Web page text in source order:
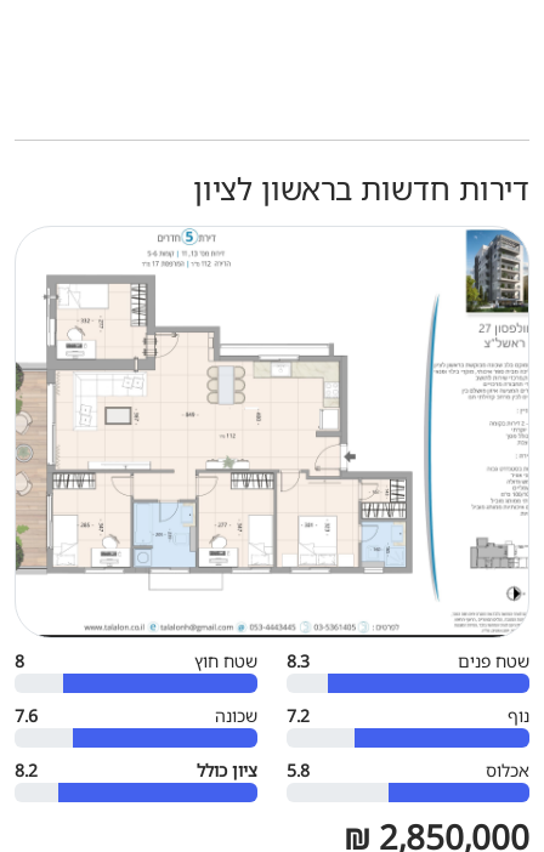
דירות חדשות בראשון לציון
שטח פנים 8.3 שטח חוץ 8
נוף 7.2 שכונה 7.6
אכלוס 5.8 ציון כולל 8.2
2,850,000 ₪